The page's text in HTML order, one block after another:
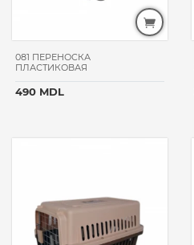
081 ПЕРЕНОСКА
ПЛАСТИКОВАЯ
490 MDL